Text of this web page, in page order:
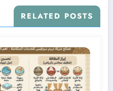
RELATED POSTS